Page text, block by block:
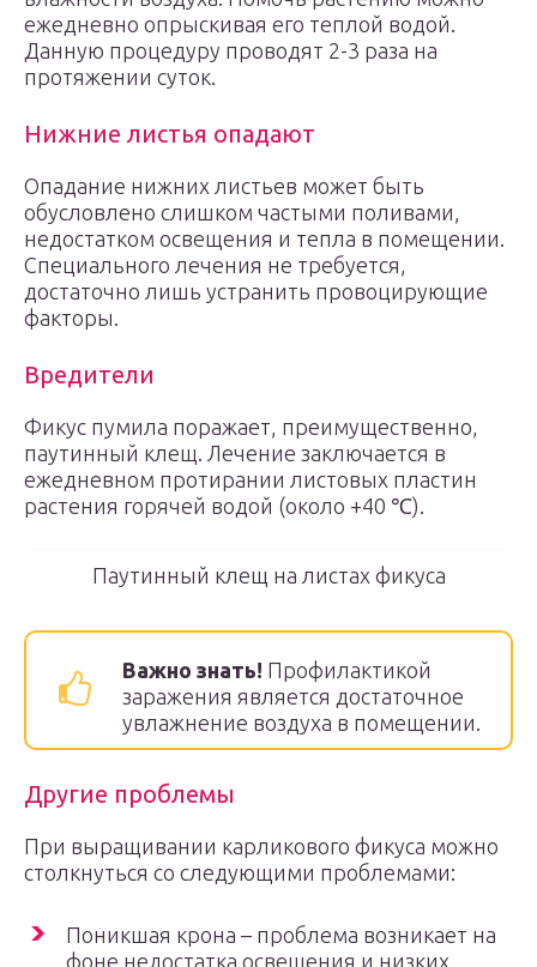
ежедневно опрыскивая его теплой водой.
Данную процедуру проводят 2-3 раза на
протяжении суток.
Нижние листья опадают
Опадание нижних листьев может быть
обусловлено слишком частыми поливами,
недостатком освещения и тепла в помещении.
Специального лечения не требуется,
достаточно лишь устранить провоцирующие
факторы.
Вредители
Фикус пумила поражает, преимущественно,
паутинный клещ. Лечение заключается в
ежедневном протирании листовых пластин
растения горячей водой (около +40 ℃).
Паутинный клещ на листах фикуса
Важно знать! Профилактикой
заражения является достаточное
увлажнение воздуха в помещении.
Другие проблемы
При выращивании карликового фикуса можно
столкнуться со следующими проблемами:
Поникшая крона – проблема возникает на
фоне недостатка освещения и низких